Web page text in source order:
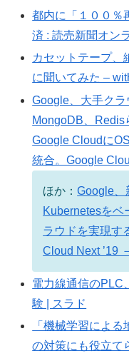
都内に「１００％
済 : 読売新聞オン
カセットテープ、
に聞いてみた –
Google、大手ク
MongoDB、Redis
Google Cloudに
統合。Google
ほか：Google、
Kubernetesをベ
ラウドを実現す
Cloud Next ’19
電力線通信のPLC
験 | スラド
「機械学習によ
の対策にも役立て